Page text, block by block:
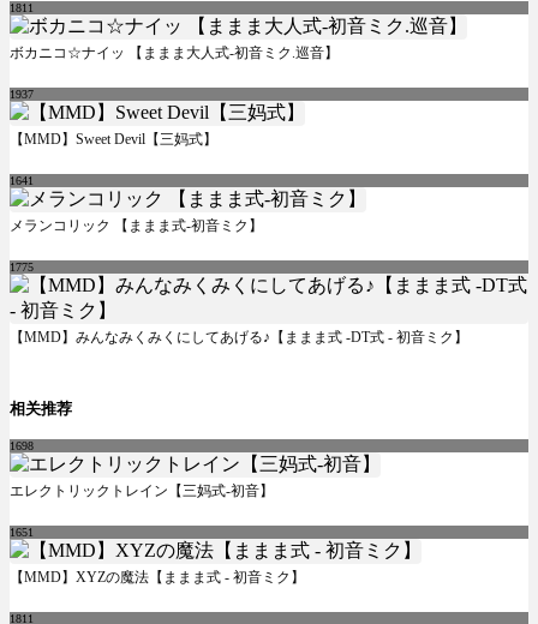
1811
ボカニコ☆ナイッ 【ままま大人式-初音ミク.巡音】
1937
【MMD】Sweet Devil【三妈式】
1641
メランコリック 【ままま式-初音ミク】
1775
【MMD】みんなみくみくにしてあげる♪【ままま式 -DT式 - 初音ミク】
相关推荐
1698
エレクトリックトレイン【三妈式-初音】
1651
【MMD】XYZの魔法【ままま式 - 初音ミク】
1811